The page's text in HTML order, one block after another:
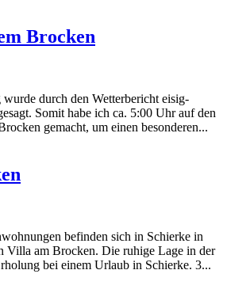
Brocken
durch den Wetterbericht eisig-
Somit habe ich ca. 5:00 Uhr auf den
gemacht, um einen besonderen...
befinden sich in Schierke in
Villa am Brocken. Die ruhige Lage in der
bei einem Urlaub in Schierke. 3...